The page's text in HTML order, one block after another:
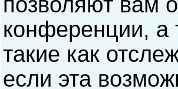
конференции, а
такие как
если эта